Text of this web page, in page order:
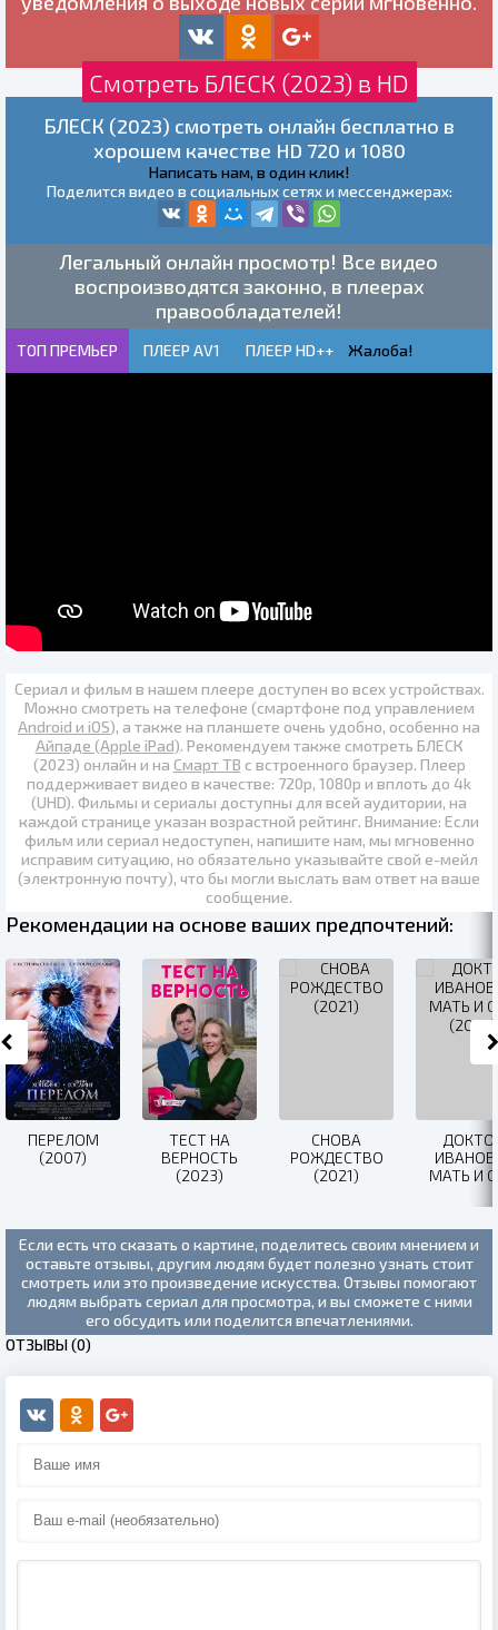
Смотреть БЛЕСК (2023) в HD
БЛЕСК (2023) смотреть онлайн бесплатно в
хорошем качестве HD 720 и 1080
Написать нам, в один клик!
Поделится видео в социальных сетях и мессенджерах:
Легальный онлайн просмотр! Все видео
воспроизводятся законно, в плеерах
правообладателей!
ТОП ПРЕМЬЕР ПЛЕЕР AV1 ПЛЕЕР HD++ Жалоба!
Сериал и фильм в нашем плеере доступен во всех устройствах.
Можно смотреть на телефоне (смартфоне под управлением
Android и iOS), а также на планшете очень удобно, особенно на
Айпаде (Apple iPad). Рекомендуем также смотреть БЛЕСК
(2023) онлайн и на Смарт ТВ с встроенного браузер. Плеер
поддерживает видео в качестве: 720p, 1080p и вплоть до 4k
(UHD). Фильмы и сериалы доступны для всей аудитории, на
каждой странице указан возрастной рейтинг. Внимание: Если
фильм или сериал недоступен, напишите нам, мы мгновенно
исправим ситуацию, но обязательно указывайте свой е-мейл
(электронную почту), что бы могли выслать вам ответ на ваше
сообщение.
Рекомендации на основе ваших предпочтений:
ПЕРЕЛОМ
(2007)
ТЕСТ НА
ВЕРНОСТЬ
(2023)
СНОВА
РОЖДЕСТВО
(2021)
ИВАНОВ
МАТЬ И
Если есть что сказать о картине, поделитесь своим мнением и
оставьте отзывы, другим людям будет полезно узнать стоит
смотреть или это произведение искусства. Отзывы помогают
людям выбрать сериал для просмотра, и вы сможете с ними
его обсудить или поделится впечатлениями.
ОТЗЫВЫ (0)